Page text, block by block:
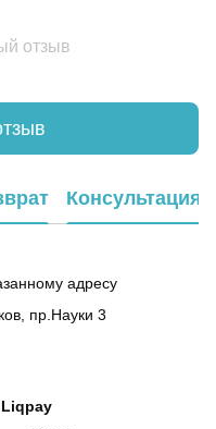
отзыв
Консультация
адресу
пр.Науки 3